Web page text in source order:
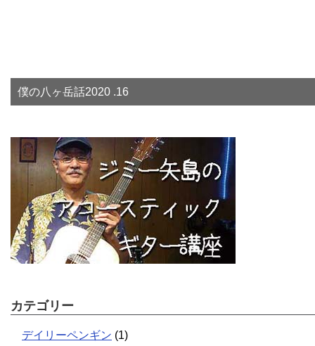
僕の八ヶ岳話2020 .16
カテゴリー
デイリーペンギン (1)